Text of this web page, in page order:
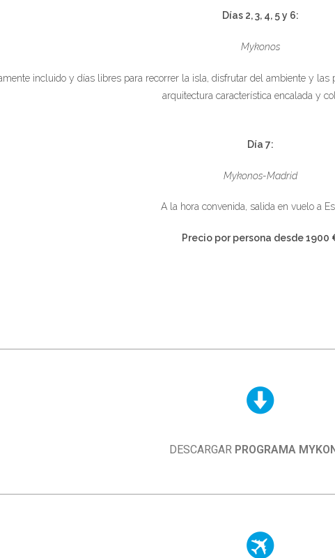
Días 2, 3, 4, 5 y 6:
Mykonos
incluido y días libres para recorrer la isla, disfrutar del ambiente y
arquitectura característica encalada y
Día 7:
Mykonos-Madrid
A la hora convenida, salida en vuelo a
Precio por persona desde 1900
DESCARGAR PROGRAMA